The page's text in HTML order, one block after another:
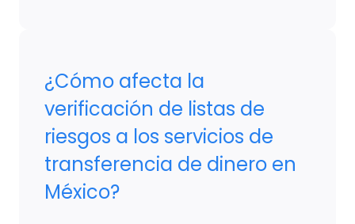
¿Cómo afecta la
verificación de listas de
riesgos a los servicios de
transferencia de dinero en
México?